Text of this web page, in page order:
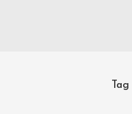
Tag